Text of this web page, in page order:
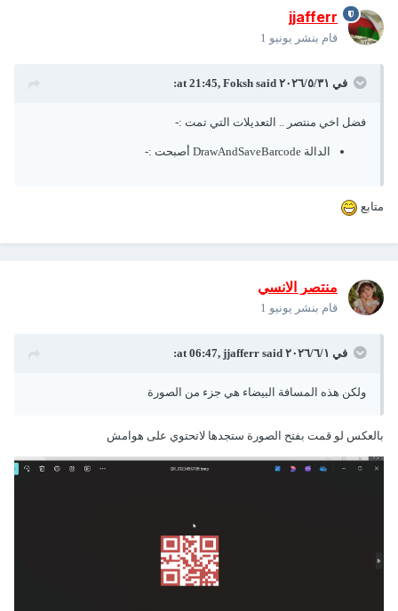
jjafferr
قام بنشر يونيو 1
في ٣١‏/٥‏/٢٠٢٦ at 21:45, Fokshsaid:
فضل اخي منتصر .. التعديلات التي تمت:-
الدالة DrawAndSaveBarcode أصبحت :-
متابع
منتصر الانسي
قام بنشر يونيو 1
في ١‏/٦‏/٢٠٢٦ at 06:47, jjafferrsaid:
ولكن هذه المسافة البيضاء هي جزء من الصورة
بالعكس لو قمت بفتح الصورة ستجدها لاتحتوي على هوامش